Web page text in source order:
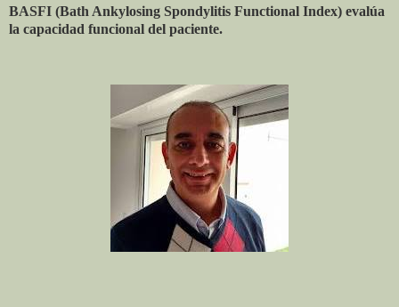
BASFI (Bath Ankylosing Spondylitis Functional Index) evalúa
la capacidad funcional del paciente.